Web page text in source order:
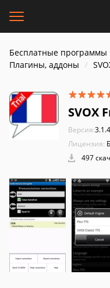
Бесплатные программы
Плагины, аддоны
SVOX
Версия:3.1.4
Лицензия:
497